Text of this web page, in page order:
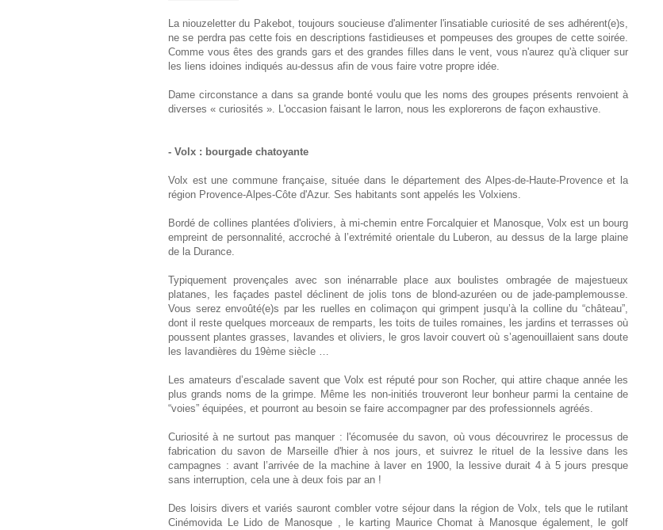
La niouzeletter du Pakebot, toujours soucieuse d'alimenter l'insatiable curiosité de ses adhérent(e)s,
ne se perdra pas cette fois en descriptions fastidieuses et pompeuses des groupes de cette soirée.
Comme vous êtes des grands gars et des grandes filles dans le vent, vous n'aurez qu'à cliquer sur
les liens idoines indiqués au-dessus afin de vous faire votre propre idée.
Dame circonstance a dans sa grande bonté voulu que les noms des groupes présents renvoient à
diverses « curiosités ». L'occasion faisant le larron, nous les explorerons de façon exhaustive.
- Volx : bourgade chatoyante
Volx est une commune française, située dans le département des Alpes-de-Haute-Provence et la
région Provence-Alpes-Côte d'Azur. Ses habitants sont appelés les Volxiens.
Bordé de collines plantées d'oliviers, à mi-chemin entre Forcalquier et Manosque, Volx est un bourg
empreint de personnalité, accroché à l’extrémité orientale du Luberon, au dessus de la large plaine
de la Durance.
Typiquement provençales avec son inénarrable place aux boulistes ombragée de majestueux
platanes, les façades pastel déclinent de jolis tons de blond-azuréen ou de jade-pamplemousse.
Vous serez envoûté(e)s par les ruelles en colimaçon qui grimpent jusqu’à la colline du “château”,
dont il reste quelques morceaux de remparts, les toits de tuiles romaines, les jardins et terrasses où
poussent plantes grasses, lavandes et oliviers, le gros lavoir couvert où s’agenouillaient sans doute
les lavandières du 19ème siècle …
Les amateurs d’escalade savent que Volx est réputé pour son Rocher, qui attire chaque année les
plus grands noms de la grimpe. Même les non-initiés trouveront leur bonheur parmi la centaine de
“voies” équipées, et pourront au besoin se faire accompagner par des professionnels agréés.
Curiosité à ne surtout pas manquer : l'écomusée du savon, où vous découvrirez le processus de
fabrication du savon de Marseille d'hier à nos jours, et suivrez le rituel de la lessive dans les
campagnes : avant l’arrivée de la machine à laver en 1900, la lessive durait 4 à 5 jours presque
sans interruption, cela une à deux fois par an !
Des loisirs divers et variés sauront combler votre séjour dans la région de Volx, tels que le rutilant
Cinémovida Le Lido de Manosque , le karting Maurice Chomat à Manosque également, le golf